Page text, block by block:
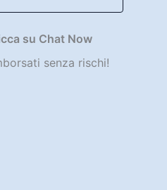
su Chat Now
senza rischi!